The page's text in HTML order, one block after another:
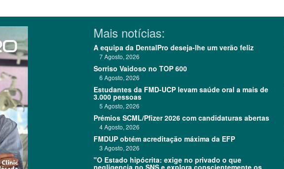
Mais notícias:
A equipa da DentalPro deseja-lhe um verão feliz
7 Agosto, 2026
Sorriso Vaidoso no TOP 600
6 Agosto, 2026
Estudantes da FMD-UCP levam saúde oral a mais de
3.000 pessoas
5 Agosto, 2026
Prémios SCML/Pfizer 2026 com candidaturas abertas
4 Agosto, 2026
FMDUP obtém acreditação máxima da EFP
3 Agosto, 2026
"O Estado hipócrita: exige no privado o que
negligencia no SNS e explora conscientemente os